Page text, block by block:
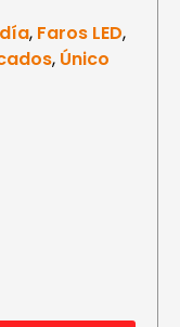
, Faros LED,
, Único